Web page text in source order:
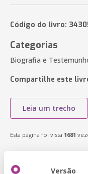
Código do livro:
Categorias
Biografia e
Compartilhe este
Leia um trecho
Esta página foi vista 1681
Versão